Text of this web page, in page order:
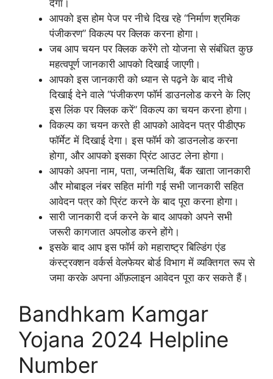
देगा।
आपको इस होम पेज पर नीचे दिख रहे “निर्माण श्रमिक
पंजीकरण” विकल्प पर क्लिक करना होगा।
जब आप चयन पर क्लिक करेंगे तो योजना से संबंधित कुछ
महत्वपूर्ण जानकारी आपको दिखाई जाएगी।
आपको इस जानकारी को ध्यान से पढ़ने के बाद नीचे
दिखाई देने वाले “पंजीकरण फॉर्म डाउनलोड करने के लिए
इस लिंक पर क्लिक करें” विकल्प का चयन करना होगा।
विकल्प का चयन करते ही आपको आवेदन पत्र पीडीएफ
फॉर्मेट में दिखाई देगा। इस फॉर्म को डाउनलोड करना
होगा, और आपको इसका प्रिंट आउट लेना होगा।
आपको अपना नाम, पता, जन्मतिथि, बैंक खाता जानकारी
और मोबाइल नंबर सहित मांगी गई सभी जानकारी सहित
आवेदन पत्र को प्रिंट करने के बाद पूरा करना होगा।
सारी जानकारी दर्ज करने के बाद आपको अपने सभी
जरूरी कागजात अपलोड करने होंगे।
इसके बाद आप इस फॉर्म को महाराष्ट्र बिल्डिंग एंड
कंस्ट्रक्शन वर्कर्स वेलफेयर बोर्ड विभाग में व्यक्तिगत रूप से
जमा करके अपना ऑफ़लाइन आवेदन पूरा कर सकते हैं।
Bandhkam Kamgar
Yojana 2024 Helpline
Number